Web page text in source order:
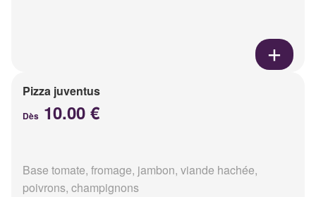
Pizza juventus
Dès 10.00 €
Base tomate, fromage, jambon, viande hachée,
poivrons, champignons